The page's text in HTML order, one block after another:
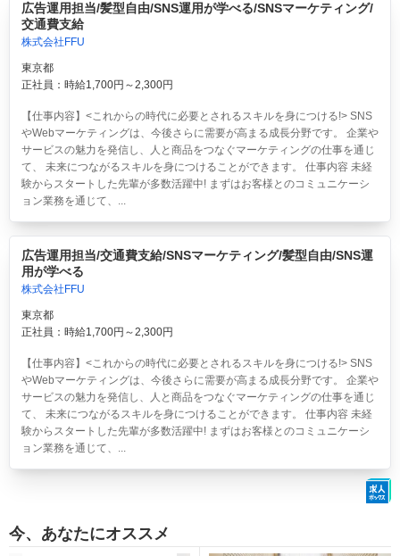
広告運用担当/髪型自由/SNS運用が学べる/SNSマーケティング/
交通費支給
株式会社FFU
東京都
正社員：時給1,700円～2,300円
【仕事内容】<これからの時代に必要とされるスキルを身につける!> SNS
やWebマーケティングは、今後さらに需要が高まる成長分野です。 企業や
サービスの魅力を発信し、人と商品をつなぐマーケティングの仕事を通じ
て、 未来につながるスキルを身につけることができます。 仕事内容 未経
験からスタートした先輩が多数活躍中! まずはお客様とのコミュニケーシ
ョン業務を通じて、...
広告運用担当/交通費支給/SNSマーケティング/髪型自由/SNS運
用が学べる
株式会社FFU
東京都
正社員：時給1,700円～2,300円
【仕事内容】<これからの時代に必要とされるスキルを身につける!> SNS
やWebマーケティングは、今後さらに需要が高まる成長分野です。 企業や
サービスの魅力を発信し、人と商品をつなぐマーケティングの仕事を通じ
て、 未来につながるスキルを身につけることができます。 仕事内容 未経
験からスタートした先輩が多数活躍中! まずはお客様とのコミュニケーシ
ョン業務を通じて、...
今、あなたにオススメ